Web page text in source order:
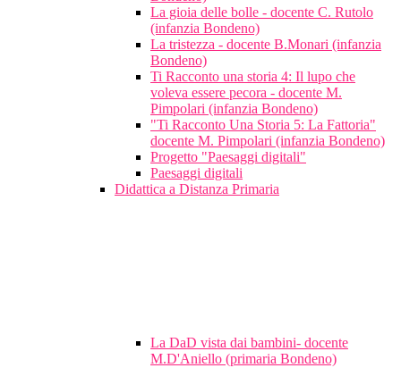
La gioia delle bolle - docente C. Rutolo
(infanzia Bondeno)
La tristezza - docente B.Monari (infanzia
Bondeno)
Ti Racconto una storia 4: Il lupo che
voleva essere pecora - docente M.
Pimpolari (infanzia Bondeno)
"Ti Racconto Una Storia 5: La Fattoria"
docente M. Pimpolari (infanzia Bondeno)
Progetto "Paesaggi digitali"
Paesaggi digitali
Didattica a Distanza Primaria
La DaD vista dai bambini- docente
M.D'Aniello (primaria Bondeno)